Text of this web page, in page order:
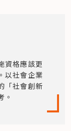
資格應該更
以社會企業
「社會創新
。